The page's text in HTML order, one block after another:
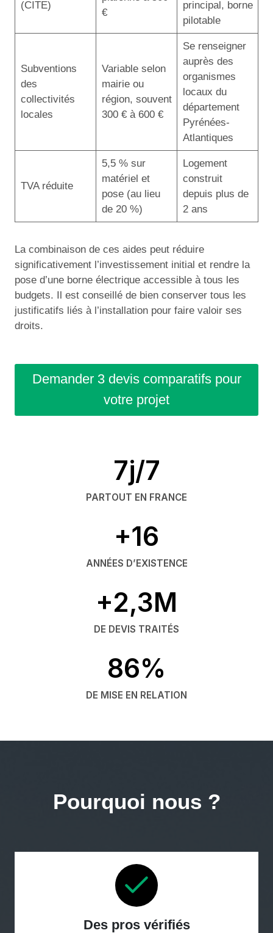
(CITE)
€
principal, borne
pilotable
Subventions
des
collectivités
locales
Variable selon
mairie ou
région, souvent
300 € à 600 €
Se renseigner
auprès des
organismes
locaux du
département
Pyrénées-
Atlantiques
TVA réduite
5,5 % sur
matériel et
pose (au lieu
de 20 %)
Logement
construit
depuis plus de
2 ans
La combinaison de ces aides peut réduire
significativement l’investissement initial et rendre la
pose d’une borne électrique accessible à tous les
budgets. Il est conseillé de bien conserver tous les
justificatifs liés à l’installation pour faire valoir ses
droits.
Demander 3 devis comparatifs pour
votre projet
7j/7
PARTOUT EN FRANCE
+16
ANNÉES D’EXISTENCE
+2,3M
DE DEVIS TRAITÉS
86%
DE MISE EN RELATION
Pourquoi nous ?
Des pros vérifiés